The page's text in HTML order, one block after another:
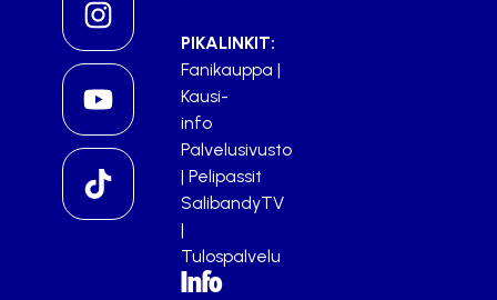
PIKALINKIT:
Fanikauppa |
Kausi-
info
Palvelusivusto
| Pelipassit
SalibandyTV
|
Tulospalvelu
Info